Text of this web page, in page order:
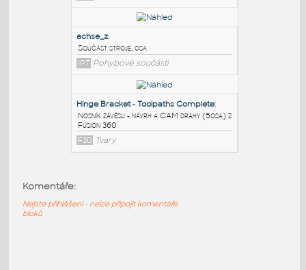
512 Analog 2-axis Joystick:
512 Analog 2-axis Joystick
F3D
1 Seater Sofa_AKS BIM
1-sedačka, sofa
RFA Sezení
Komentáře:
Nejste přihlášeni - nelze připojit komentáře
bloků